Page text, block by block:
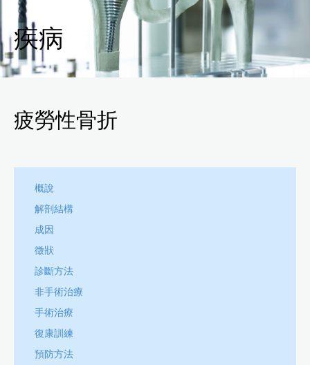
疾病
疲勞性骨折
概說
解剖結構
成因
徵狀
診斷方法
非手術治療
手術治療
復康訓練
預防方法